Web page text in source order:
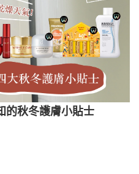
的秋冬護膚小貼士